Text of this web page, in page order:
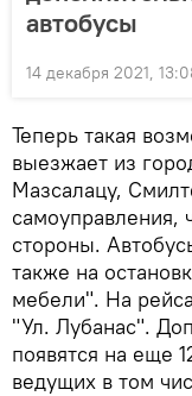
автобусы
14 декабря 2021,
Теперь такая
выезжает из
Мазсалацу,
самоуправления,
стороны.
также на
мебели". На
"Ул. Лубанас".
появятся на еще
ведущих в том